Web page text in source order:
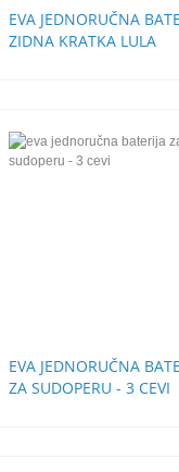
EVA JEDNORUČNA
ZIDNA KRATKA LULA
EVA JEDNORUČNA
ZA SUDOPERU - 3 CEVI